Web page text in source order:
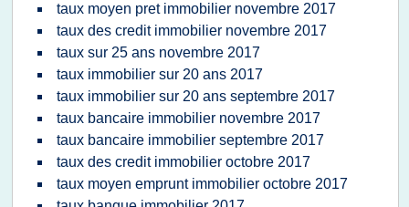
taux moyen pret immobilier novembre 2017
taux des credit immobilier novembre 2017
taux sur 25 ans novembre 2017
taux immobilier sur 20 ans 2017
taux immobilier sur 20 ans septembre 2017
taux bancaire immobilier novembre 2017
taux bancaire immobilier septembre 2017
taux des credit immobilier octobre 2017
taux moyen emprunt immobilier octobre 2017